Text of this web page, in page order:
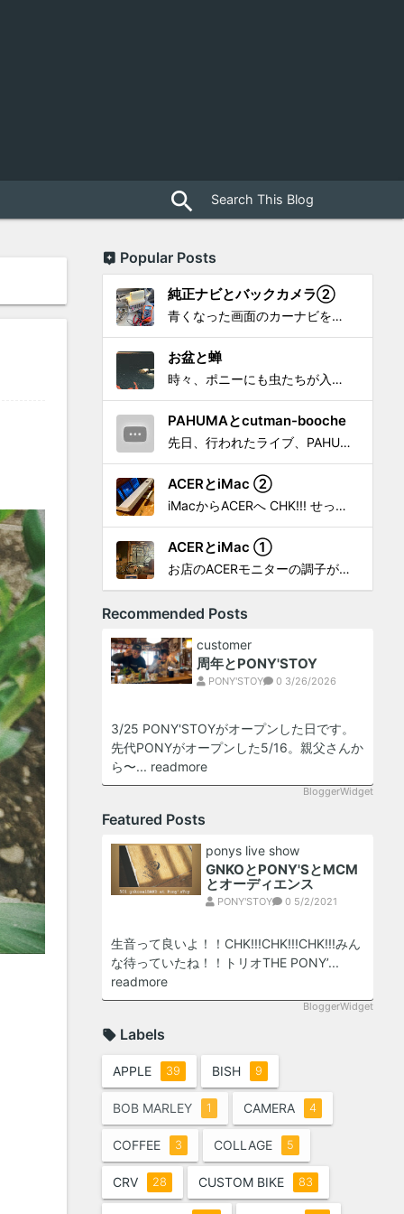
search
Popular Posts
純正ナビとバックカメラ②
青くなった画面のカーナビをポン付で簡単に交換、出来ると思っていたら意外と闇多め!!!なDAY①から続く今回は、DAY②。 テスターで調べてみたのだが、結果的にバックカメラからナビ裏まで来てる、配線を見つけることが出来なかった前回。気付けば闇w。 さてさて、この頃のDVDナビ的なT...
お盆と蝉
時々、ポニーにも虫たちが入ってきます。 特にお盆の頃はどの虫かと気になり探してしまう。 今まではキリギリスやすいっちょん、今思えば今年は蝉だったのかな。
PAHUMAとcutman-booche
先日、行われたライブ、PAHUMA a.k.a 金 佑龍 at PONY'STOYから〜 cutman-booche時代の楽曲「立ち上がれ」を映像化させてもらいました。 茅ヶ崎の名店 FROGGIES〜さんで ウリョンはマンススリー・ライブを行っています！ そのライブでウ...
ACERとiMac ②
iMacからACERへ CHK!!! せっかく設置したんだけど〜 画面が真っ暗じゃしょうがないわな。 元のACERモニターを再度、設置🔥 画面のチラツキ、乱れなど不具合、多めですが 見れないより良い。 iMacへ繋いだ時、疑問があった。 せっかくの解像度を生かしてないこと。 2...
ACERとiMac ①
お店のACERモニターの調子がイマイチなので魔改造したiMacと入れ替え 外は豪雨、何処へも行かない火曜。 コツコツ作業スタートです!!! CHK!!! 何年かぶりにモニターを降ろした。 配線がぐちゃぐちゃ😂 要らないケーブルなど、使っていない部材などなど片付けて、拭き掃除w。...
Recommended Posts
customer
周年とPONY'STOY
PONY'STOY 0 3/26/2026
3/25 PONY'STOYがオープンした日です。
先代PONYがオープンした5/16。親父さんか
ら〜... readmore
BloggerWidget
Featured Posts
ponys live show
GNKOとPONY'SとMCM
とオーディエンス
PONY'STOY 0 5/2/2021
生音って良いよ！！CHK!!!CHK!!!CHK!!!みん
な待っていたね！！トリオTHE PONY’...
readmore
BloggerWidget
Labels
APPLE 39 BISH 9
BOB MARLEY 1 CAMERA 4
COFFEE 3 COLLAGE 5
CRV 28 CUSTOM BIKE 83